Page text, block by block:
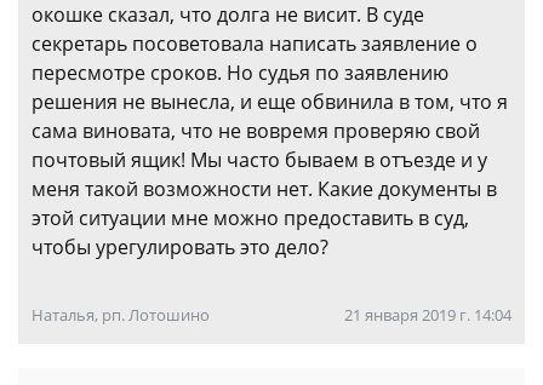
окошке сказал, что долга не висит. В суде
секретарь посоветовала написать заявление о
пересмотре сроков. Но судья по заявлению
решения не вынесла, и еще обвинила в том, что я
сама виновата, что не вовремя проверяю свой
почтовый ящик! Мы часто бываем в отъезде и у
меня такой возможности нет. Какие документы в
этой ситуации мне можно предоставить в суд,
чтобы урегулировать это дело?
Наталья, рп. Лотошино 21 января 2019 г. 14:04